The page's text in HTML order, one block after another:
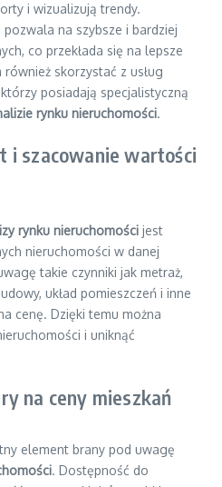
i wizualizują trendy.
na szybsze i bardziej
co przekłada się na lepsze
skorzystać z usług
posiadają specjalistyczną
rynku nieruchomości.
i szacowanie wartości
rynku nieruchomości jest
nieruchomości w danej
takie czynniki jak metraż,
układ pomieszczeń i inne
cenę. Dzięki temu można
i uniknąć
na ceny mieszkań
element brany pod uwagę
. Dostępność do